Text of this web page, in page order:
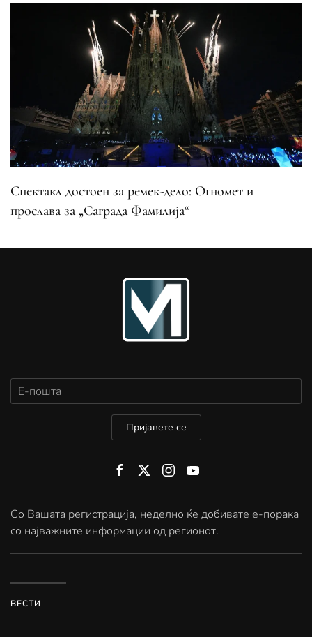
Спектакл достоен за ремек-дело: Огномет и
прослава за „Саграда Фамилија“
Пријавете се
Со Вашата регистрација, неделно ќе добивате е-порака
со најважните информации од регионот.
ВЕСТИ